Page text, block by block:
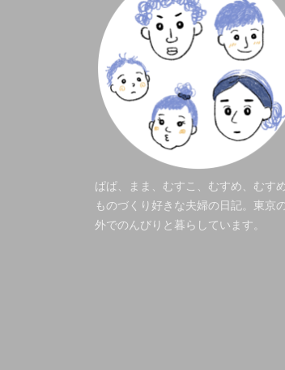
ぱぱ、まま、むすこ、むすめ、むすめ
ものづくり好きな夫婦の日記。東京
外でのんびりと暮らしています。